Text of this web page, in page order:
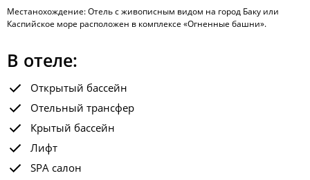
Местанохождение: Отель с живописным видом на город Баку или
Каспийское море расположен в комплексе «Огненные башни».
В отеле:
Открытый бассейн
Отельный трансфер
Крытый бассейн
Лифт
SPA салон